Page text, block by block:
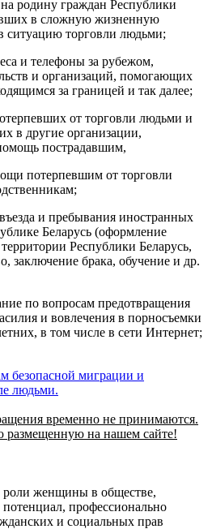
родину граждан Республики
в сложную жизненную
ситуацию торговли людьми;
и телефоны за рубежом,
и организаций, помогающих
за границей и так далее;
от торговли людьми и
в другие организации,
пострадавшим,
потерпевшим от торговли
и пребывания иностранных
Беларусь (оформление
Республики Беларусь,
заключение брака, обучение и др.
по вопросам предотвращения
и вовлечения в порносъемки
в том числе в сети Интернет;
безопасной миграции и
людьми.
временно не принимаются.
размещенную на нашем сайте!
женщины в обществе,
профессионально
и социальных прав